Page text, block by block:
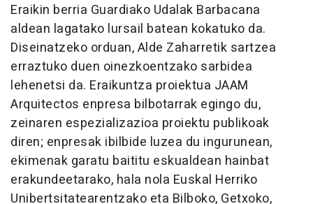
Eraikin berria Guardiako Udalak Barbacana
aldean lagatako lursail batean kokatuko da.
Diseinatzeko orduan, Alde Zaharretik sartzea
erraztuko duen oinezkoentzako sarbidea
lehenetsi da. Eraikuntza proiektua JAAM
Arquitectos enpresa bilbotarrak egingo du,
zeinaren espezializazioa proiektu publikoak
diren; enpresak ibilbide luzea du ingurunean,
ekimenak garatu baititu eskualdean hainbat
erakundeetarako, hala nola Euskal Herriko
Unibertsitatearentzako eta Bilboko, Getxoko,